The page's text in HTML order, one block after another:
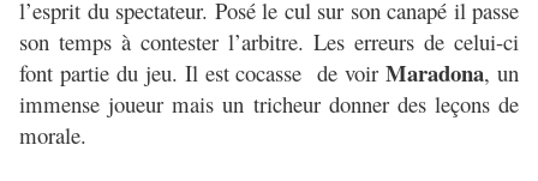
l’esprit du spectateur. Posé le cul sur son canapé il passe
son temps à contester l’arbitre. Les erreurs de celui-ci
font partie du jeu. Il est cocasse de voirMaradona, un
immense joueur mais un tricheur donner des leçons de
morale.